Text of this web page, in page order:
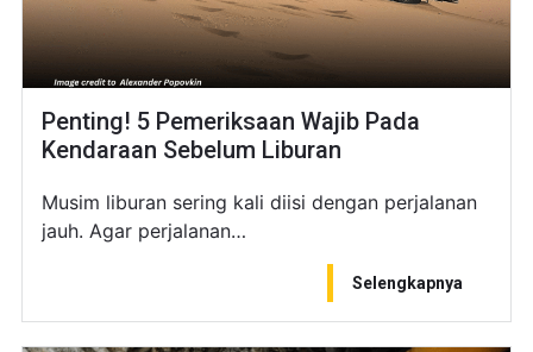
Penting! 5 Pemeriksaan Wajib Pada
Kendaraan Sebelum Liburan
Musim liburan sering kali diisi dengan perjalanan
jauh. Agar perjalanan…
Selengkapnya